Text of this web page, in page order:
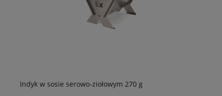
Indyk w sosie serowo-ziołowym 270 g